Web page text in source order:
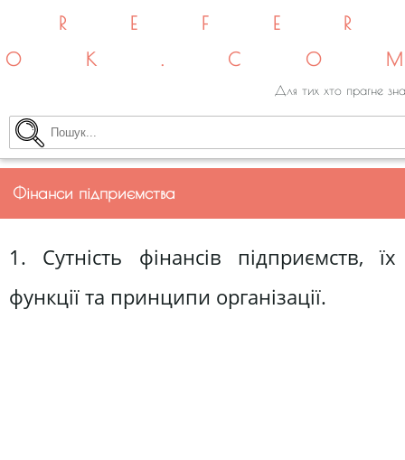
Для тих хто прагне
Фінанси підприємства
1. Сутність фінансів підприємств, їх
функції та принципи організації.